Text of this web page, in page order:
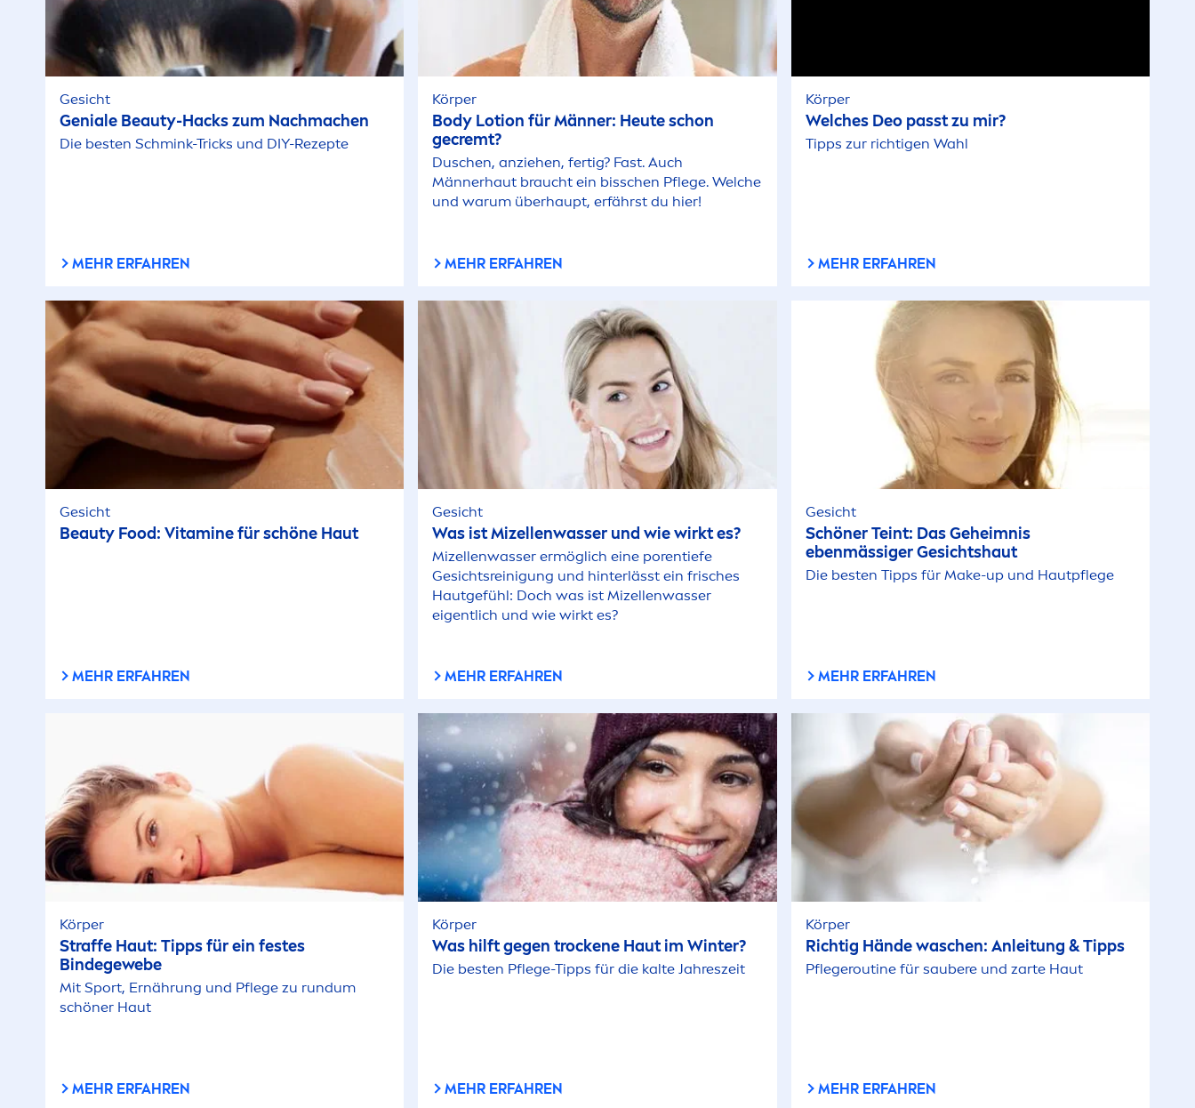
Gesicht
Geniale Beauty-Hacks zum Nachmachen
Die besten Schmink-Tricks und DIY-Rezepte
MEHR ERFAHREN
Körper
Body Lotion für Männer: Heute schon
gecremt?
Duschen, anziehen, fertig? Fast. Auch
Männerhaut braucht ein bisschen Pflege. Welche
und warum überhaupt, erfährst du hier!
MEHR ERFAHREN
Körper
Welches Deo passt zu mir?
Tipps zur richtigen Wahl
MEHR ERFAHREN
Gesicht
Beauty Food: Vitamine für schöne Haut
MEHR ERFAHREN
Gesicht
Was ist Mizellenwasser und wie wirkt es?
Mizellenwasser ermöglich eine porentiefe
Gesichtsreinigung und hinterlässt ein frisches
Hautgefühl: Doch was ist Mizellenwasser
eigentlich und wie wirkt es?
MEHR ERFAHREN
Gesicht
Schöner Teint: Das Geheimnis
ebenmässiger Gesichtshaut
Die besten Tipps für Make-up und Hautpflege
MEHR ERFAHREN
Körper
Straffe Haut: Tipps für ein festes
Bindegewebe
Mit Sport, Ernährung und Pflege zu rundum
schöner Haut
MEHR ERFAHREN
Körper
Was hilft gegen trockene Haut im Winter?
Die besten Pflege-Tipps für die kalte Jahreszeit
MEHR ERFAHREN
Körper
Richtig Hände waschen: Anleitung & Tipps
Pflegeroutine für saubere und zarte Haut
MEHR ERFAHREN